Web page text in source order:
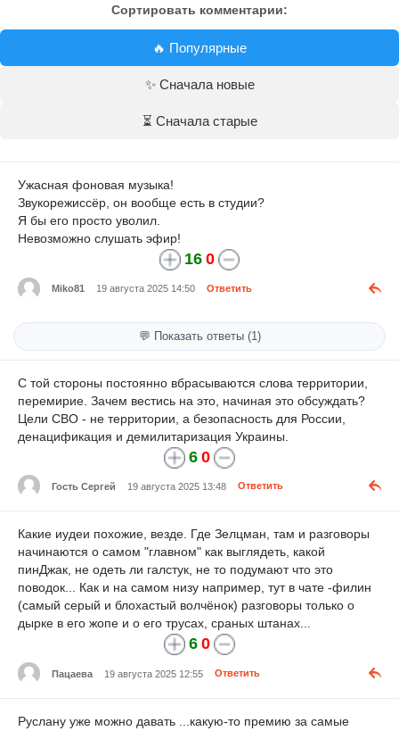
Сортировать комментарии:
🔥 Популярные
✨ Сначала новые
⏳ Сначала старые
Ужасная фоновая музыка!
Звукорежиссёр, он вообще есть в студии?
Я бы его просто уволил.
Невозможно слушать эфир!
16 0
Miko81 19 августа 2025 14:50 Ответить
💬 Показать ответы (1)
С той стороны постоянно вбрасываются слова территории,
перемирие. Зачем вестись на это, начиная это обсуждать?
Цели СВО - не территории, а безопасность для России,
денацификация и демилитаризация Украины.
6 0
Гость Сергей 19 августа 2025 13:48 Ответить
Какие иудеи похожие, везде. Где Зелцман, там и разговоры
начинаются о самом "главном" как выглядеть, какой
пинДжак, не одеть ли галстук, не то подумают что это
поводок... Как и на самом низу например, тут в чате -филин
(самый серый и блохастый волчёнок) разговоры только о
дырке в его жопе и о его трусах, сраных штанах...
6 0
Пацаева 19 августа 2025 12:55 Ответить
Руслану уже можно давать ...какую-то премию за самые